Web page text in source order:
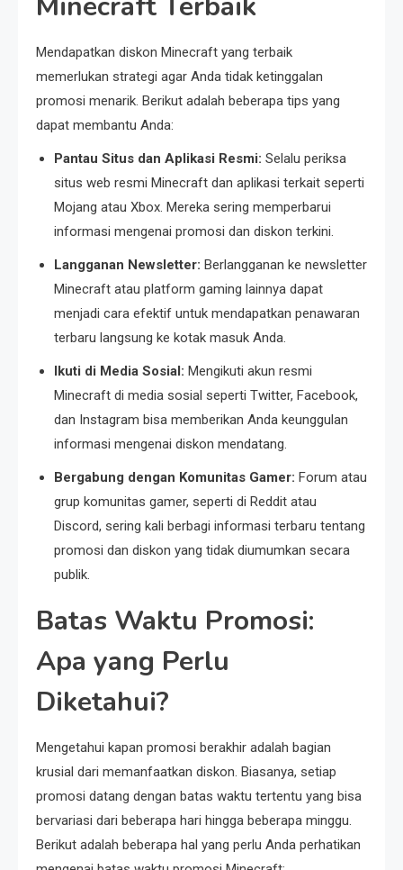
Mendapatkan diskon Minecraft yang terbaik
memerlukan strategi agar Anda tidak ketinggalan
promosi menarik. Berikut adalah beberapa tips yang
dapat membantu Anda:
Pantau Situs dan Aplikasi Resmi: Selalu periksa
situs web resmi Minecraft dan aplikasi terkait seperti
Mojang atau Xbox. Mereka sering memperbarui
informasi mengenai promosi dan diskon terkini.
Langganan Newsletter: Berlangganan ke newsletter
Minecraft atau platform gaming lainnya dapat
menjadi cara efektif untuk mendapatkan penawaran
terbaru langsung ke kotak masuk Anda.
Ikuti di Media Sosial: Mengikuti akun resmi
Minecraft di media sosial seperti Twitter, Facebook,
dan Instagram bisa memberikan Anda keunggulan
informasi mengenai diskon mendatang.
Bergabung dengan Komunitas Gamer: Forum atau
grup komunitas gamer, seperti di Reddit atau
Discord, sering kali berbagi informasi terbaru tentang
promosi dan diskon yang tidak diumumkan secara
publik.
Batas Waktu Promosi:
Apa yang Perlu
Diketahui?
Mengetahui kapan promosi berakhir adalah bagian
krusial dari memanfaatkan diskon. Biasanya, setiap
promosi datang dengan batas waktu tertentu yang bisa
bervariasi dari beberapa hari hingga beberapa minggu.
Berikut adalah beberapa hal yang perlu Anda perhatikan